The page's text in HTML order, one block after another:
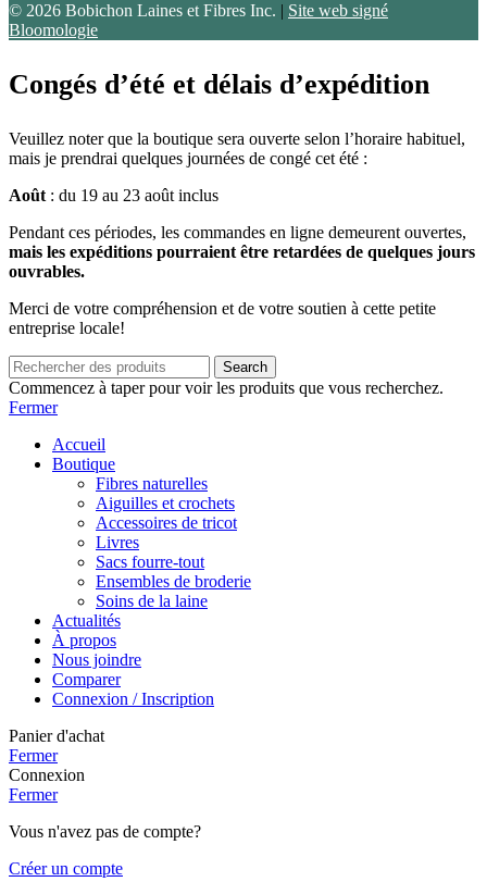
© 2026 Bobichon Laines et Fibres Inc. | Site web signé
Bloomologie
Congés d’été et délais d’expédition
Veuillez noter que la boutique sera ouverte selon l’horaire habituel,
mais je prendrai quelques journées de congé cet été :
Août : du 19 au 23 août inclus
Pendant ces périodes, les commandes en ligne demeurent ouvertes,
mais les expéditions pourraient être retardées de quelques jours
ouvrables.
Merci de votre compréhension et de votre soutien à cette petite
entreprise locale!
Search
Commencez à taper pour voir les produits que vous recherchez.
Fermer
Accueil
Boutique
Fibres naturelles
Aiguilles et crochets
Accessoires de tricot
Livres
Sacs fourre-tout
Ensembles de broderie
Soins de la laine
Actualités
À propos
Nous joindre
Comparer
Connexion / Inscription
Panier d'achat
Fermer
Connexion
Fermer
Vous n'avez pas de compte?
Créer un compte